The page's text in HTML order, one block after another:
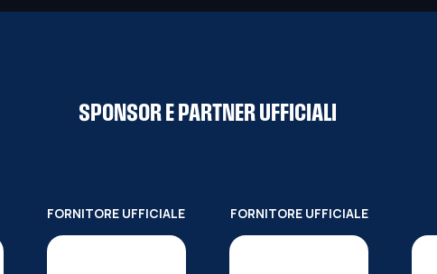
SPONSOR E PARTNER UFFICIALI
FORNITORE UFFICIALE FORNITORE UFFICIALE